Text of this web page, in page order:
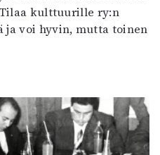
kulttuurille ry:n
voi hyvin, mutta toinen